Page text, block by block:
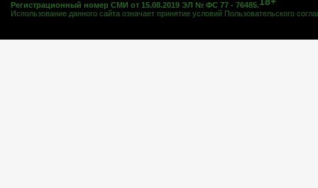
Регистрационный номер СМИ от 15.08.2019 ЭЛ № ФС 77 - 76485.
Использование данного сайта означает принятие условий Пользовательского